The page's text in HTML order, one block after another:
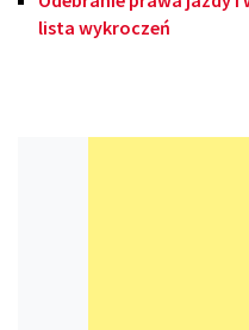
lista wykroczeń